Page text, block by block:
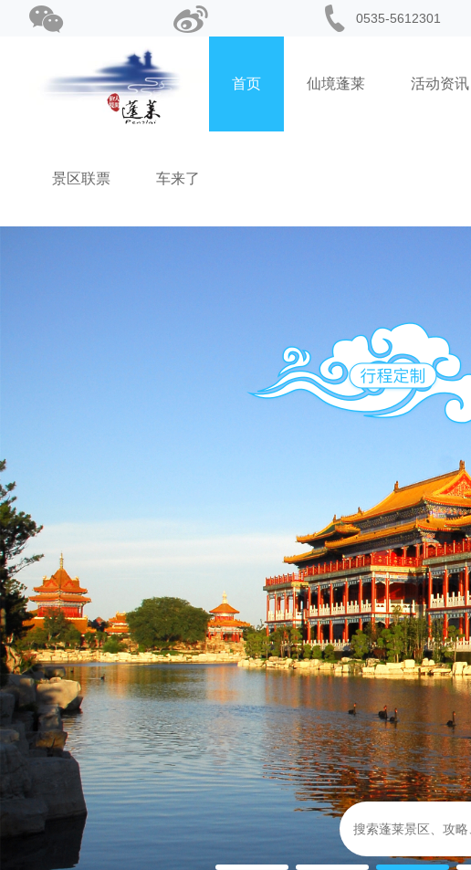
0535-5612301
首页 仙境蓬莱 活动资讯
景区联票 车来了